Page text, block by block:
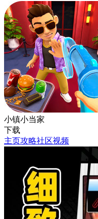
小镇小当家
下载
主页攻略社区视频